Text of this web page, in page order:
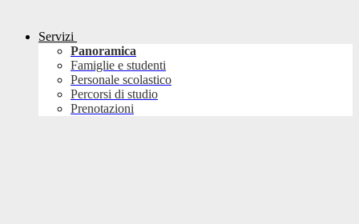
Servizi
Panoramica
Famiglie e studenti
Personale scolastico
Percorsi di studio
Prenotazioni